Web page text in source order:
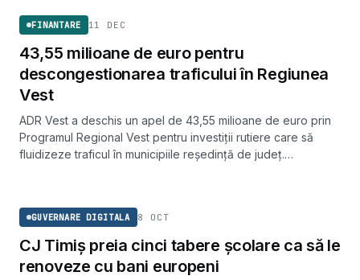
FINANTARE 11 DEC
43,55 milioane de euro pentru
descongestionarea traficului în Regiunea
Vest
ADR Vest a deschis un apel de 43,55 milioane de euro prin
Programul Regional Vest pentru investiții rutiere care să
fluidizeze traficul în municipiile reședință de județ.
GUVERNARE DIGITALA 8 OCT
CJ Timiș preia cinci tabere școlare ca să le
renoveze cu bani europeni